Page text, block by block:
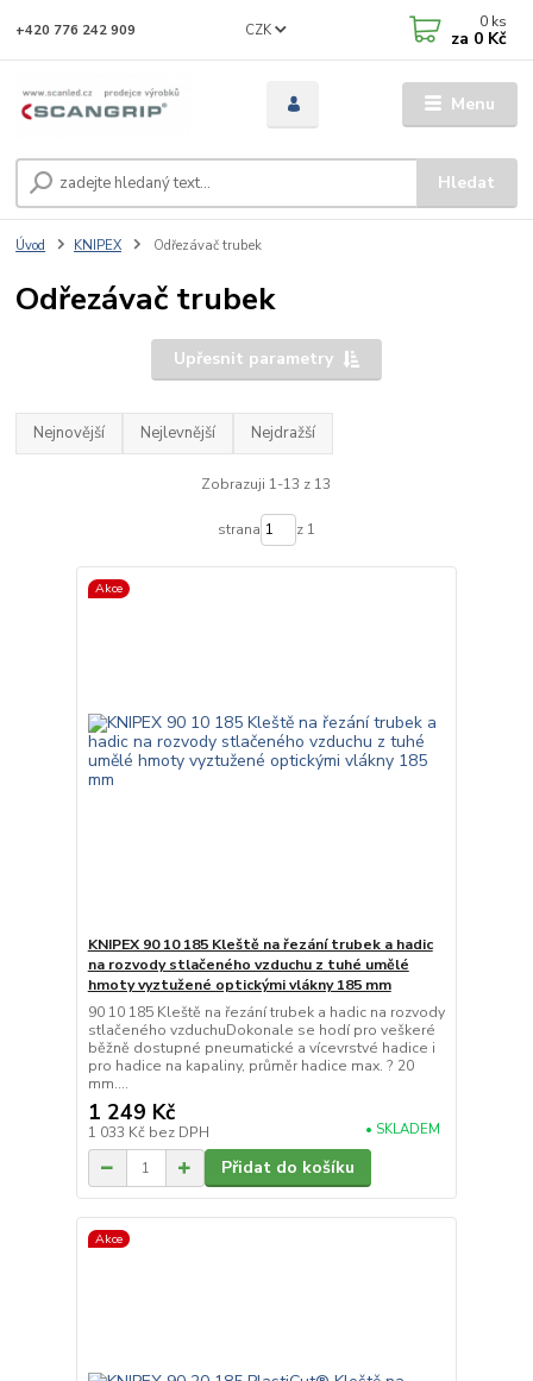
Menu
CZK
Hledat
+420 776 242 909 0 ks
za 0 Kč
Úvod KNIPEX Odřezávač trubek
Odřezávač trubek
Upřesnit parametry
Nejnovější Nejlevnější Nejdražší
Zobrazuji 1-13 z 13
strana z 1
Akce
KNIPEX 90 10 185 Kleště na řezání trubek a hadic
na rozvody stlačeného vzduchu z tuhé umělé
hmoty vyztužené optickými vlákny 185 mm
90 10 185 Kleště na řezání trubek a hadic na rozvody
stlačeného vzduchuDokonale se hodí pro veškeré
běžně dostupné pneumatické a vícevrstvé hadice i
pro hadice na kapaliny, průměr hadice max. ? 20
mm....
1 249 Kč
1 033 Kč bez DPH • SKLADEM
Přidat do košíku
Akce